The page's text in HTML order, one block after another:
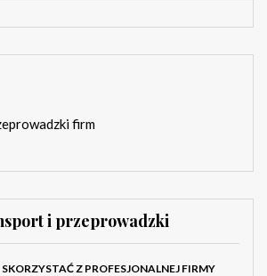
firm
i przeprowadzki
Z PROFESJONALNEJ FIRMY